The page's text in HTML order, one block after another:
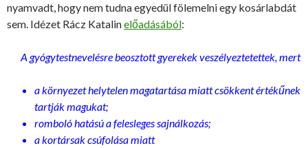
nyamvadt, hogy nem tudna egyedül fölemelni egy kosárlabdát
sem. Idézet Rácz Katalinelőadásából:
A gyógytestnevelésre beosztott gyerekek veszélyeztetettek, mert
a környezet helytelen magatartása miatt csökkent értékűnek
tartják magukat;
romboló hatású a felesleges sajnálkozás;
a kortársak csúfolása miatt